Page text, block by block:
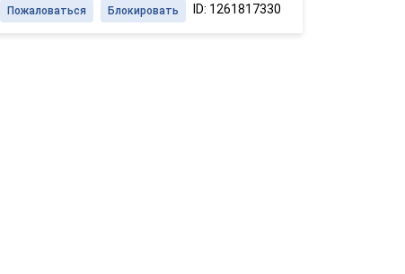
ID: 1261817330
Блокировать
Пожаловаться